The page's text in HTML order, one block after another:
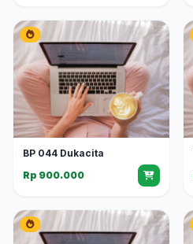
BP 044 Dukacita
Rp 900.000